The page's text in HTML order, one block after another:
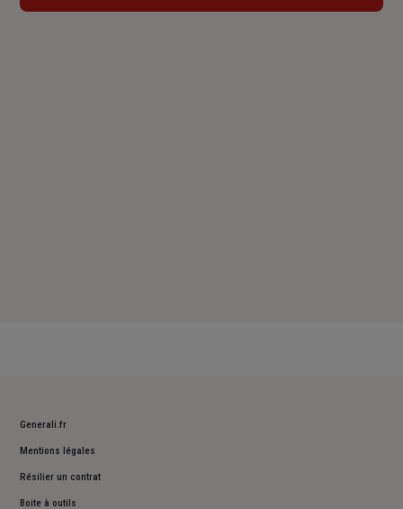
Generali.fr
Mentions légales
Résilier un contrat
Boite à outils